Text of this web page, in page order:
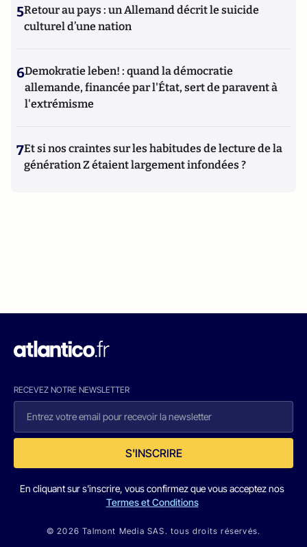
5Retour au pays : un Allemand décrit le suicide
culturel d’une nation
6Demokratie leben! : quand la démocratie
allemande, financée par l'État, sert de paravent à
l'extrémisme
7Et si nos craintes sur les habitudes de lecture de la
génération Z étaient largement infondées ?
RECEVEZ NOTRE NEWSLETTER
S'INSCRIRE
En cliquant sur s'inscrire, vous confirmez que vous acceptez nos
Termes et Conditions
© 2026 Talmont Media SAS. tous droits réservés.